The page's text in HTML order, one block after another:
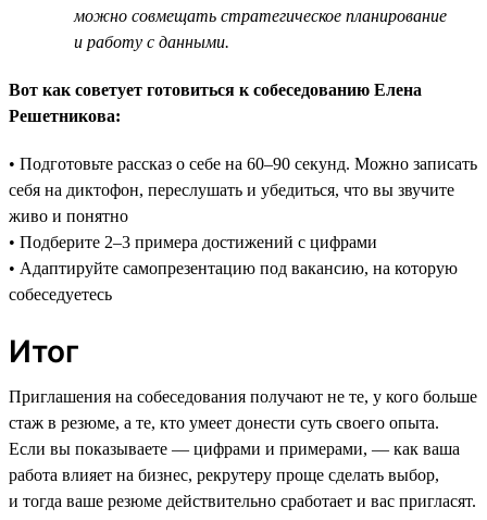
можно совмещать стратегическое планирование
и работу с данными.
Вот как советует готовиться к собеседованию Елена
Решетникова:
• Подготовьте рассказ о себе на 60–90 секунд. Можно записать
себя на диктофон, переслушать и убедиться, что вы звучите
живо и понятно
• Подберите 2–3 примера достижений с цифрами
• Адаптируйте самопрезентацию под вакансию, на которую
собеседуетесь
Итог
Приглашения на собеседования получают не те, у кого больше
стаж в резюме, а те, кто умеет донести суть своего опыта.
Если вы показываете — цифрами и примерами, — как ваша
работа влияет на бизнес, рекрутеру проще сделать выбор,
и тогда ваше резюме действительно сработает и вас пригласят.